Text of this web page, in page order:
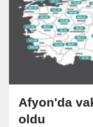
Afyon'da
oldu